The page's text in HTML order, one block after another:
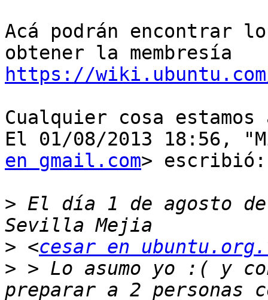
Acá podrán encontrar
https://wiki.ubuntu.com/
Cualquier cosa
El 01/08/2013 18:56,
en gmail.com> escribió:
> El día 1 de agosto
> <cesar en
> > Lo asumo yo :( y